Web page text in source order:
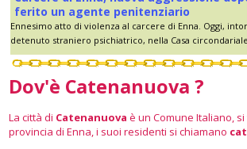
ferito un agente penitenziario
Ennesimo atto di violenza al carcere di Enna. Oggi,
detenuto straniero psichiatrico, nella Casa circondariale
Dov'è Catenanuova ?
La città di Catenanuova è un Comune Italiano,
provincia di Enna, i suoi residenti si chiamano